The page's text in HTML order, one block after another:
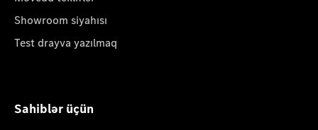
Showroom siyahısı
Test drayva yazılmaq
Sahiblər üçün